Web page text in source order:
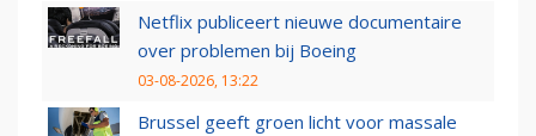
Netflix publiceert nieuwe documentaire
over problemen bij Boeing
03-08-2026, 13:22
Brussel geeft groen licht voor massale